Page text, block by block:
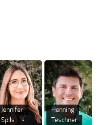
Jennifer
Spils
Henning
Teschner